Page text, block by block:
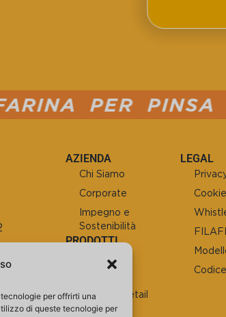
per offrirti una
di queste tecnologie per
FARINA
AZIENDA
Chi Siamo
Corporate
Impegno e
Sostenibilità
PRODOTTI
Prodotti Retail
LEGAL